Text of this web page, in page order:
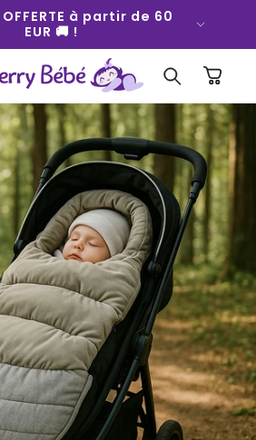
à partir de 60
EUR 🚚 !
Panier